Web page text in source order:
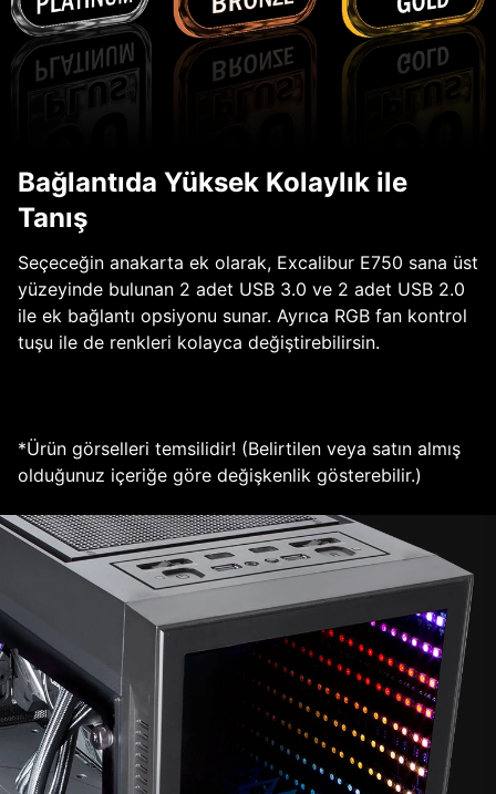
Bağlantıda Yüksek Kolaylık ile
Tanış
Seçeceğin anakarta ek olarak, Excalibur E750 sana üst
yüzeyinde bulunan 2 adet USB 3.0 ve 2 adet USB 2.0
ile ek bağlantı opsiyonu sunar. Ayrıca RGB fan kontrol
tuşu ile de renkleri kolayca değiştirebilirsin.
*Ürün görselleri temsilidir! (Belirtilen veya satın almış
olduğunuz içeriğe göre değişkenlik gösterebilir.)